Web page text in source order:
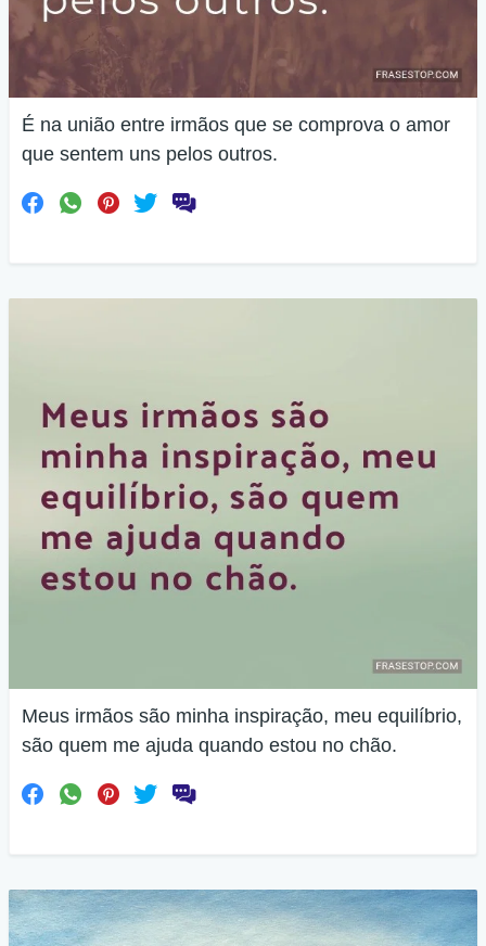
É na união entre irmãos que se comprova o amor
que sentem uns pelos outros.
Meus irmãos são minha inspiração, meu equilíbrio,
são quem me ajuda quando estou no chão.